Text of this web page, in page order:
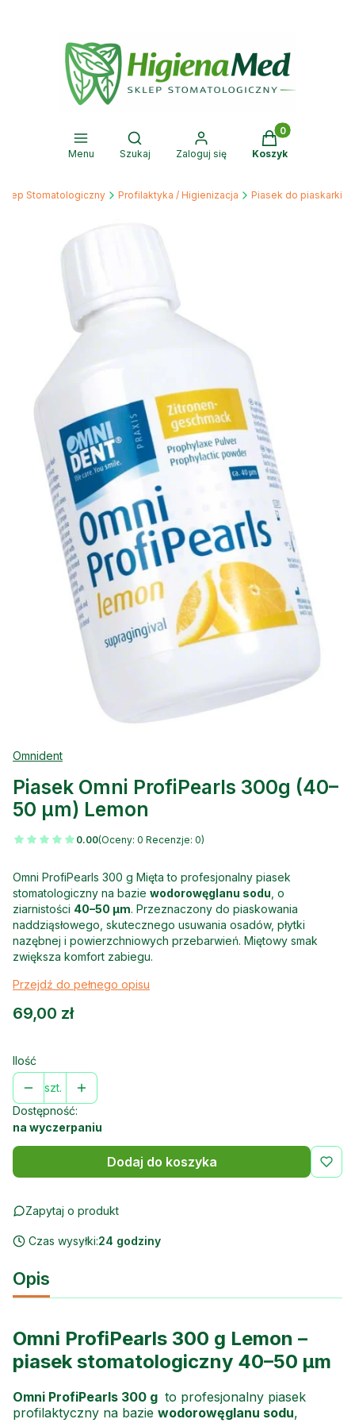
Menu
Otwórz wyszukiwarkę
Szukaj Zaloguj się
Produkty w
Koszyk
Stomatologiczny Profilaktyka / Higienizacja Piasek do piaskarki
Omnident
Piasek Omni ProfiPearls 300g (40–
50 µm) Lemon
0.00(Oceny: 0 Recenzje: 0)
Omni ProfiPearls 300 g Mięta to profesjonalny piasek
stomatologiczny na bazie wodorowęglanu sodu , o
ziarnistości 40–50 µm. Przeznaczony do piaskowania
naddziąsłowego, skutecznego usuwania osadów, płytki
nazębnej i powierzchniowych przebarwień. Miętowy smak
zwiększa komfort zabiegu.
Przejdź do pełnego opisu
Cena
69,00 zł
Ilość
szt.
Dostępność:
na wyczerpaniu
Dodaj do koszyka
Zapytaj o produkt
Czas wysyłki:24 godziny
Opis
Omni ProfiPearls 300 g Lemon –
piasek stomatologiczny 40–50 µm
Omni ProfiPearls 300 g to profesjonalny piasek
profilaktyczny na bazie wodorowęglanu sodu,